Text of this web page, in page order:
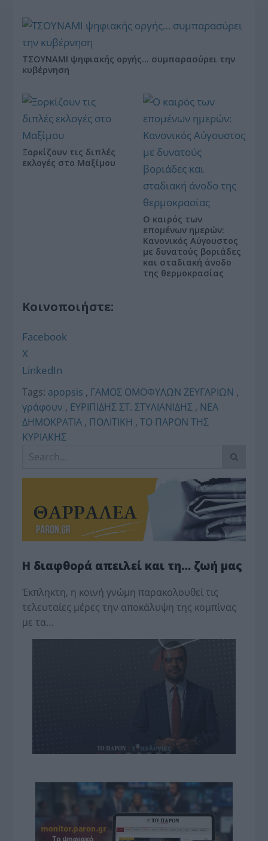
ΤΣΟΥΝΑΜΙ ψηφιακής οργής… συμπαρασύρει την
κυβέρνηση
Ξορκίζουν τις διπλές
εκλογές στο Μαξίμου
Ο καιρός των
επομένων ημερών:
Κανονικός Αύγουστος
με δυνατούς βοριάδες
και σταδιακή άνοδο
της θερμοκρασίας
Κοινοποιήστε:
Facebook
X
LinkedIn
Tags: apopsis , ΓΑΜΟΣ ΟΜΟΦΥΛΩΝ ΖΕΥΓΑΡΙΩΝ ,
γράφουν , ΕΥΡΙΠΙΔΗΣ ΣΤ. ΣΤΥΛΙΑΝΙΔΗΣ , ΝΕΑ
ΔΗΜΟΚΡΑΤΙΑ , ΠΟΛΙΤΙΚΗ ,ΤΟ ΠΑΡΟΝ ΤΗΣ
ΚΥΡΙΑΚΗΣ
Η διαφθορά απειλεί και τη… ζωή μας
Έκπληκτη, η κοινή γνώμη παρακολουθεί τις
τελευταίες μέρες την αποκάλυψη της κο­μπίνας
με τα…